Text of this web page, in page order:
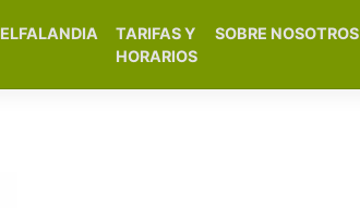
ELFALANDIA
TARIFAS Y
HORARIOS
SOBRE NOSOTROS